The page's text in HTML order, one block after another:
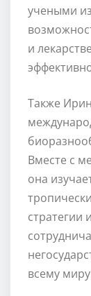
учеными
и
Также
Вместе с
она
стратегии
всему